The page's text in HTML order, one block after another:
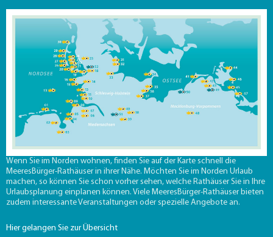
Wenn Sie im Norden wohnen, finden Sie auf der Karte schnell die
MeeresBürger-Rathäuser in ihrer Nähe. Möchten Sie im Norden Urlaub
machen, so können Sie schon vorher sehen, welche Rathäuser Sie in Ihre
Urlaubsplanung einplanen können. Viele MeeresBürger-Rathäuser bieten
zudem interessante Veranstaltungen oder spezielle Angebote an.
Hier gelangen Sie zur Übersicht